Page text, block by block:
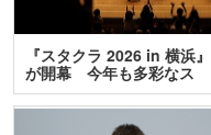
『スタクラ 2026 in 横浜』
が開幕 今年も多彩なス
テ…